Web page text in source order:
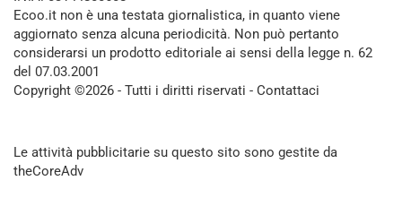
Ecoo.it non è una testata giornalistica, in quanto viene
aggiornato senza alcuna periodicità. Non può pertanto
considerarsi un prodotto editoriale ai sensi della legge n. 62
del 07.03.2001
Copyright ©2026 - Tutti i diritti riservati - Contattaci
Le attività pubblicitarie su questo sito sono gestite da
theCoreAdv